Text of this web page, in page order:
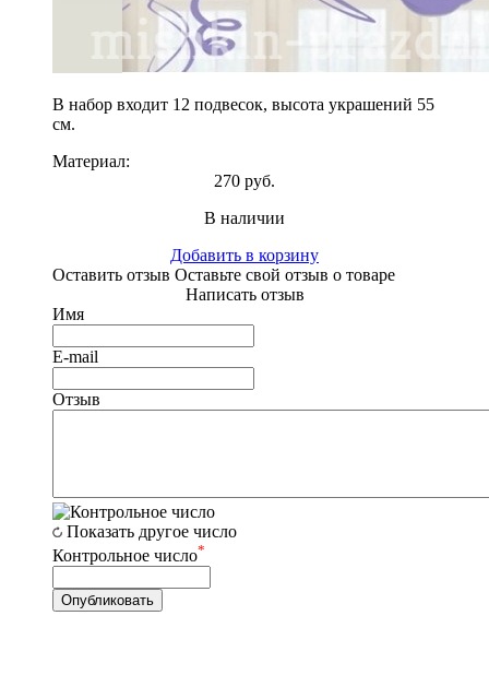
В набор входит 12 подвесок, высота украшений 55
см.
Материал:
270 руб.
В наличии
Добавить в корзину
Оставить отзыв Оставьте свой отзыв о товаре
Написать отзыв
Имя
E-mail
Отзыв
Показать другое число
Контрольное число*